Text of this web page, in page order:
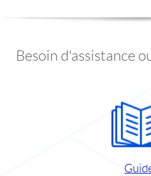
Besoin d'assistance